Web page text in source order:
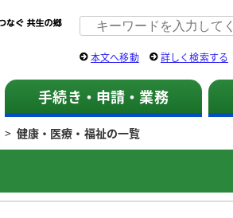
佐用町 公式ホームページ
本文へ移動 詳しく検索する
手続き・申請・業務
> 健康・医療・福祉の一覧